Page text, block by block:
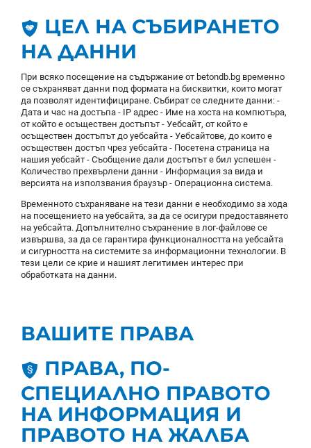
ЦЕЛ НА СЪБИРАНЕТО
НА ДАННИ
При всяко посещение на съдържание от betondb.bg временно
се съхраняват данни под формата на бисквитки, които могат
да позволят идентифициране. Събират се следните данни: -
Дата и час на достъпа - IP адрес - Име на хоста на компютъра,
от който е осъществен достъпът - Уебсайт, от който е
осъществен достъпът до уебсайта - Уебсайтове, до които е
осъществен достъп чрез уебсайта - Посетена страница на
нашия уебсайт - Съобщение дали достъпът е бил успешен -
Количество прехвърлени данни - Информация за вида и
версията на използвания браузър - Операционна система.
Временното съхраняване на тези данни е необходимо за хода
на посещението на уебсайта, за да се осигури предоставянето
на уебсайта. Допълнително съхранение в лог-файлове се
извършва, за да се гарантира функционалността на уебсайта
и сигурността на системите за информационни технологии. В
тези цели се крие и нашият легитимен интерес при
обработката на данни.
ВАШИТЕ ПРАВА
ПРАВА, ПО-
СПЕЦИАЛНО ПРАВОТО
НА ИНФОРМАЦИЯ И
ПРАВОТО НА ЖАЛБА